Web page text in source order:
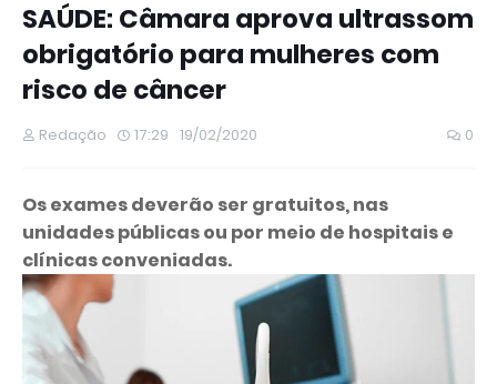
SAÚDE: Câmara aprova ultrassom
obrigatório para mulheres com
risco de câncer
Redação 17:29 19/02/2020 0
Os exames deverão ser gratuitos, nas
unidades públicas ou por meio de hospitais e
clínicas conveniadas.